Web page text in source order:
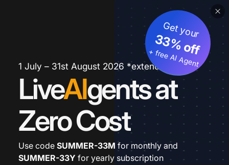
1 July – 31st August 2026 *extended
LiveAIgents at
Zero Cost
Get your
33% off
+ free AI Agent
Use code SUMMER-33M for monthly and
SUMMER-33Y for yearly subscription